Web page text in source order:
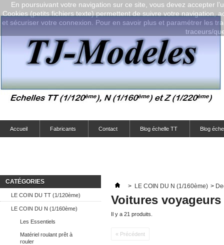
Accueil Fabricants Contact Blog échelle TT Blog
CATÉGORIES
LE COIN DU TT (1/120ème)
LE COIN DU N (1/160ème)
Les Essentiels
Matériel roulant prêt à
rouler
> LE COIN DU N (1/160ème) >
Voitures voyageurs
Il y a 21 produits.
« Précédent
En poursuivant votre navigation sur ce site, vous devez accepter
Cookies (petits fichiers texte) permettent de suivre votre navigation,
et sécuriser votre connexion. Pour en savoir plus et paramétrer les
traceurs/